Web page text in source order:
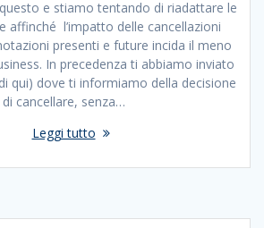
e stiamo tentando di riadattare le
affinché l’impatto delle cancellazioni
presenti e future incida il meno
In precedenza ti abbiamo inviato
qui) dove ti informiamo della decisione
di cancellare, senza…
Leggi tutto